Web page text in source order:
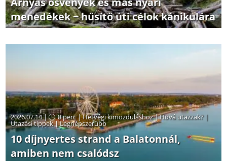
menedékek − hűsítő úti célok kánikulára
2026.07.14 | 8 perc|Hétvégi kimozduláshoz|Hová utazzak? |
Utazási tippek|Legnépszerűbb
10 díjnyertes strand a Balatonnál,
amiben nem csalódsz